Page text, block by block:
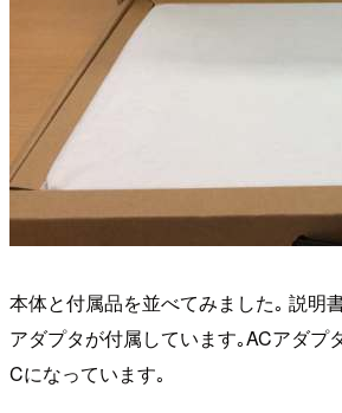
本体と付属品を並べてみました｡ 説明
アダプタが付属しています｡ACアダプ
Cになっています｡